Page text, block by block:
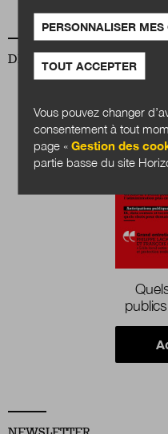
DERNIER NUMÉRO
PERSONNALISER MES
TOUT ACCEPTER
Vous pouvez changer
consentement à tout
page «Gestion des
partie basse du site